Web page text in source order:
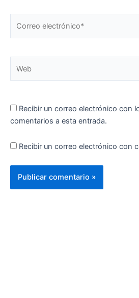
electrónico*
Recibir un correo electrónico con
comentarios a esta entrada.
Recibir un correo electrónico con